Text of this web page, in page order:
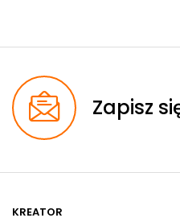
Zapisz
KREATOR